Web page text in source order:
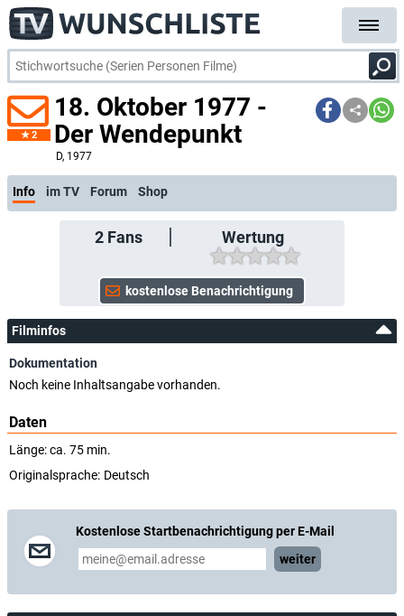
2
18. Oktober 1977 -
Der Wendepunkt
D, 1977
Info im TV Forum Shop
2Fans Wertung
Filminfos
Dokumentation
Noch keine Inhaltsangabe vorhanden.
Daten
Länge: ca. 75 min.
Originalsprache: Deutsch
Kostenlose Startbenachrichtigung per E-Mail
weiter